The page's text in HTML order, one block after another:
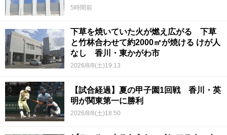
5時間前
下草を焼いていた火が燃え広がる 下草
と竹林合わせて約2000㎡が焼ける けが人
なし 香川・東かがわ市
2026/8/8(土)19:13
【試合経過】夏の甲子園1回戦 香川・英
明が関東第一に勝利
2026/8/8(土)18:50